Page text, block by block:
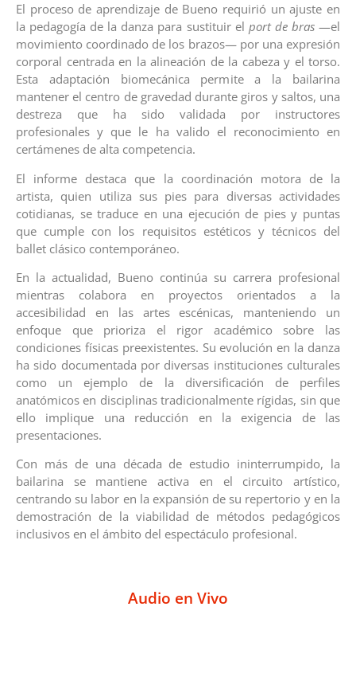
El proceso de aprendizaje de Bueno requirió un ajuste en
la pedagogía de la danza para sustituir el port de bras—el
movimiento coordinado de los brazos— por una expresión
corporal centrada en la alineación de la cabeza y el torso.
Esta adaptación biomecánica permite a la bailarina
mantener el centro de gravedad durante giros y saltos, una
destreza que ha sido validada por instructores
profesionales y que le ha valido el reconocimiento en
certámenes de alta competencia.
El informe destaca que la coordinación motora de la
artista, quien utiliza sus pies para diversas actividades
cotidianas, se traduce en una ejecución de pies y puntas
que cumple con los requisitos estéticos y técnicos del
ballet clásico contemporáneo.
En la actualidad, Bueno continúa su carrera profesional
mientras colabora en proyectos orientados a la
accesibilidad en las artes escénicas, manteniendo un
enfoque que prioriza el rigor académico sobre las
condiciones físicas preexistentes. Su evolución en la danza
ha sido documentada por diversas instituciones culturales
como un ejemplo de la diversificación de perfiles
anatómicos en disciplinas tradicionalmente rígidas, sin que
ello implique una reducción en la exigencia de las
presentaciones.
Con más de una década de estudio ininterrumpido, la
bailarina se mantiene activa en el circuito artístico,
centrando su labor en la expansión de su repertorio y en la
demostración de la viabilidad de métodos pedagógicos
inclusivos en el ámbito del espectáculo profesional.
Audio en Vivo